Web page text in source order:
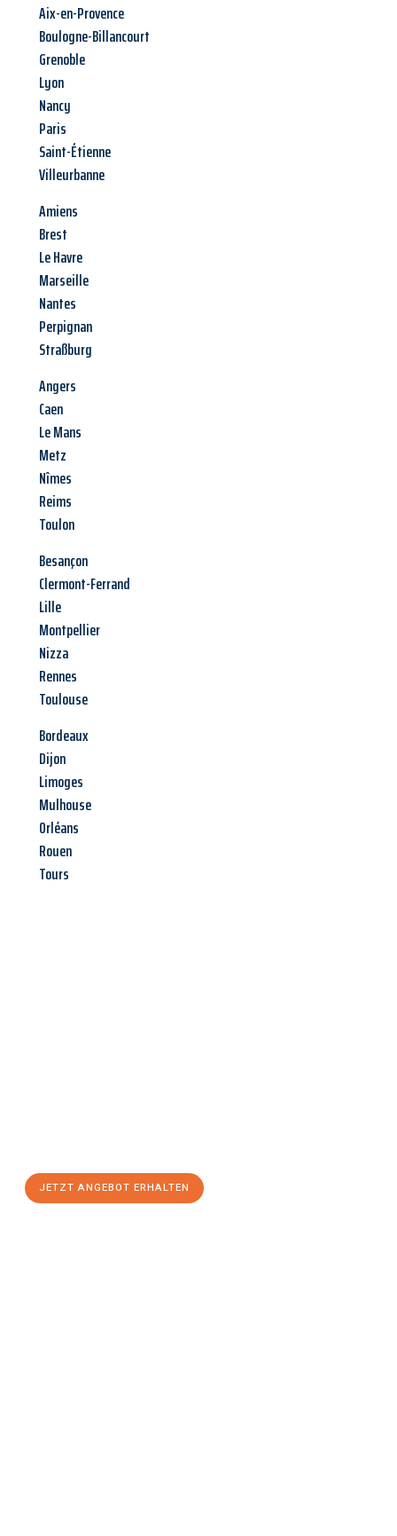
Aix-en-Provence
Boulogne-Billancourt
Grenoble
Lyon
Nancy
Paris
Saint-Étienne
Villeurbanne
Amiens
Brest
Le Havre
Marseille
Nantes
Perpignan
Straßburg
Angers
Caen
Le Mans
Metz
Nîmes
Reims
Toulon
Besançon
Clermont-Ferrand
Lille
Montpellier
Nizza
Rennes
Toulouse
Bordeaux
Dijon
Limoges
Mulhouse
Orléans
Rouen
Tours
JETZT ANGEBOT ERHALTEN